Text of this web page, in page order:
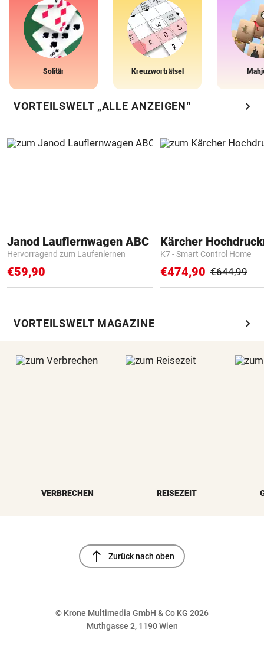
Solitär Kreuzworträtsel
VORTEILSWELT „ALLE ANZEIGEN“ chevron_right
Janod Lauflernwagen ABC
Hervorragend zum Laufenlernen
€59,90
Kärcher
K7 - Smart Control Home
€474,90 €644,99
VORTEILSWELT MAGAZINE chevron_right
VERBRECHEN REISEZEIT
north Zurück nach oben
© Krone Multimedia GmbH & Co KG 2026
Muthgasse 2, 1190 Wien